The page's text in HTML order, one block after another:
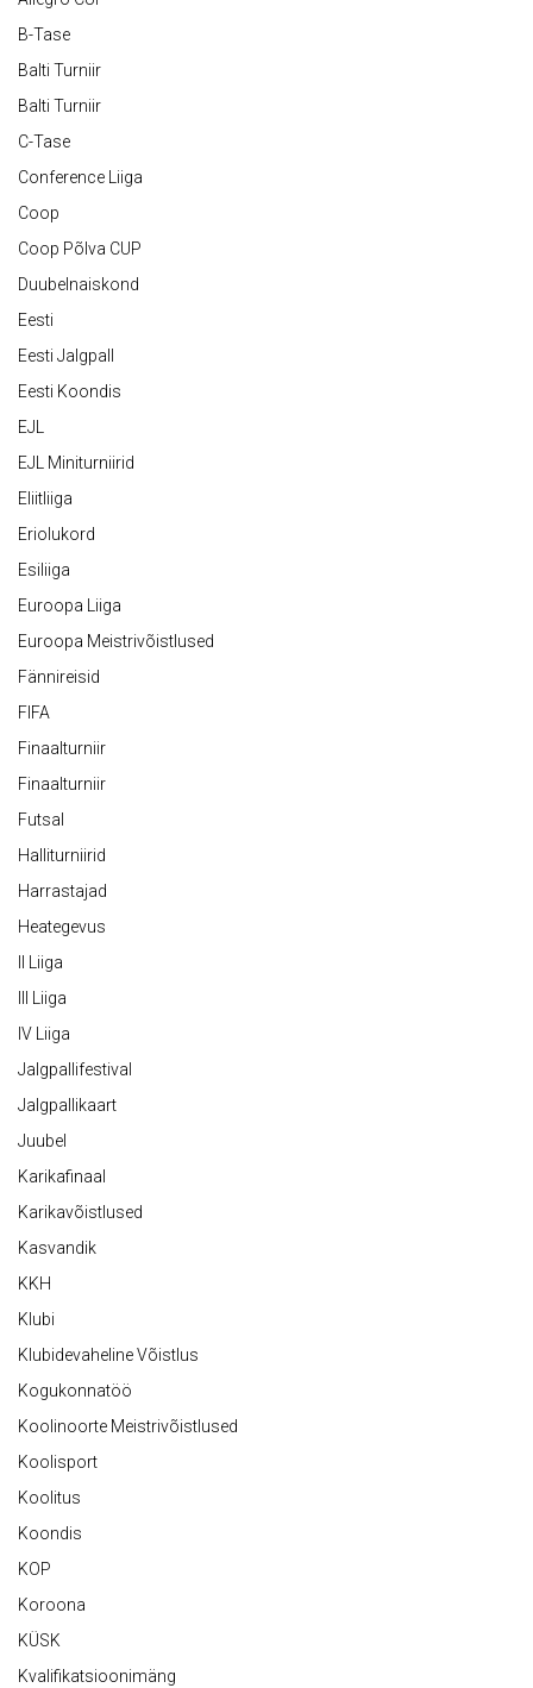
B-Tase
Balti Turniir
Balti Turniir
C-Tase
Conference Liiga
Coop
Coop Põlva CUP
Duubelnaiskond
Eesti
Eesti Jalgpall
Eesti Koondis
EJL
EJL Miniturniirid
Eliitliiga
Eriolukord
Esiliiga
Euroopa Liiga
Euroopa Meistrivõistlused
Fännireisid
FIFA
Finaalturniir
Finaalturniir
Futsal
Halliturniirid
Harrastajad
Heategevus
II Liiga
III Liiga
IV Liiga
Jalgpallifestival
Jalgpallikaart
Juubel
Karikafinaal
Karikavõistlused
Kasvandik
KKH
Klubi
Klubidevaheline Võistlus
Kogukonnatöö
Koolinoorte Meistrivõistlused
Koolisport
Koolitus
Koondis
KOP
Koroona
KÜSK
Kvalifikatsioonimäng